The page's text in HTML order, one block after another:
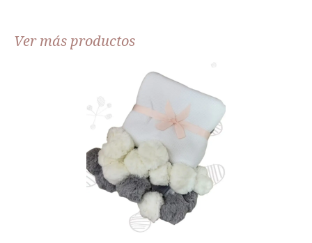
Ver más productos